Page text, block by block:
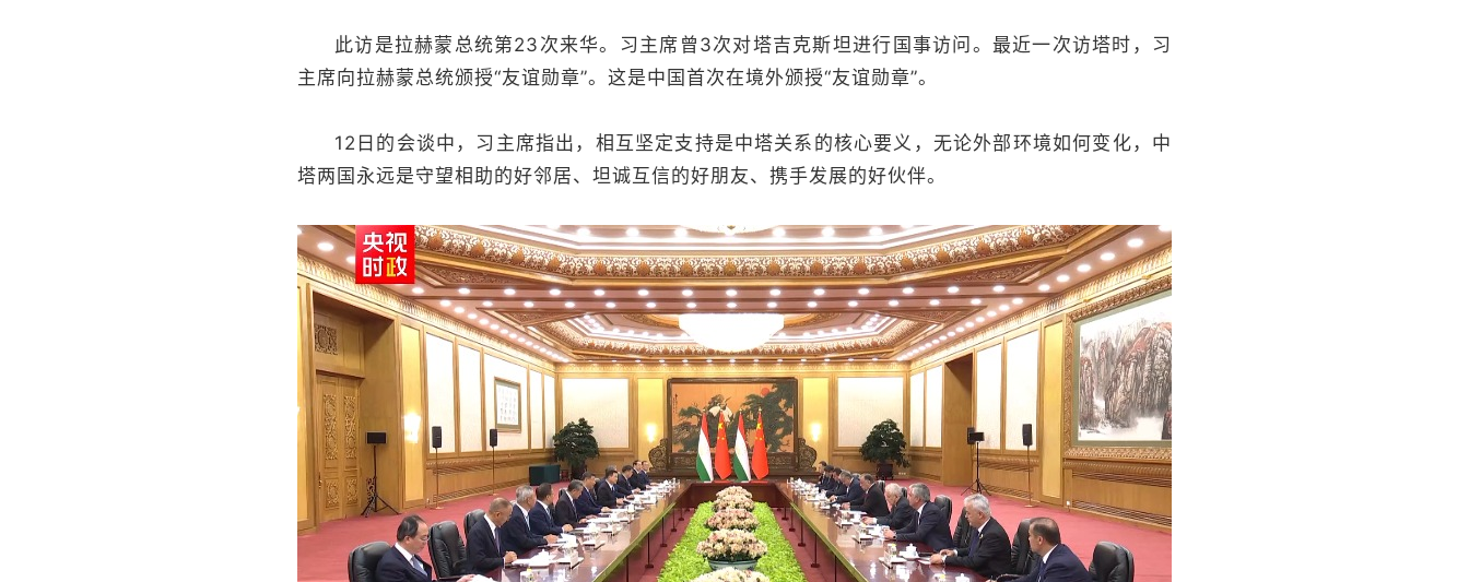
此访是拉赫蒙总统第23次来华。习主席曾3次对塔吉克斯坦进行国事访问。最近一次访塔时，习
主席向拉赫蒙总统颁授“友谊勋章”。这是中国首次在境外颁授“友谊勋章”。
12日的会谈中，习主席指出，相互坚定支持是中塔关系的核心要义，无论外部环境如何变化，中
塔两国永远是守望相助的好邻居、坦诚互信的好朋友、携手发展的好伙伴。